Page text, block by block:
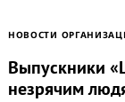
НОВОСТИ
Выпускники
незрячим